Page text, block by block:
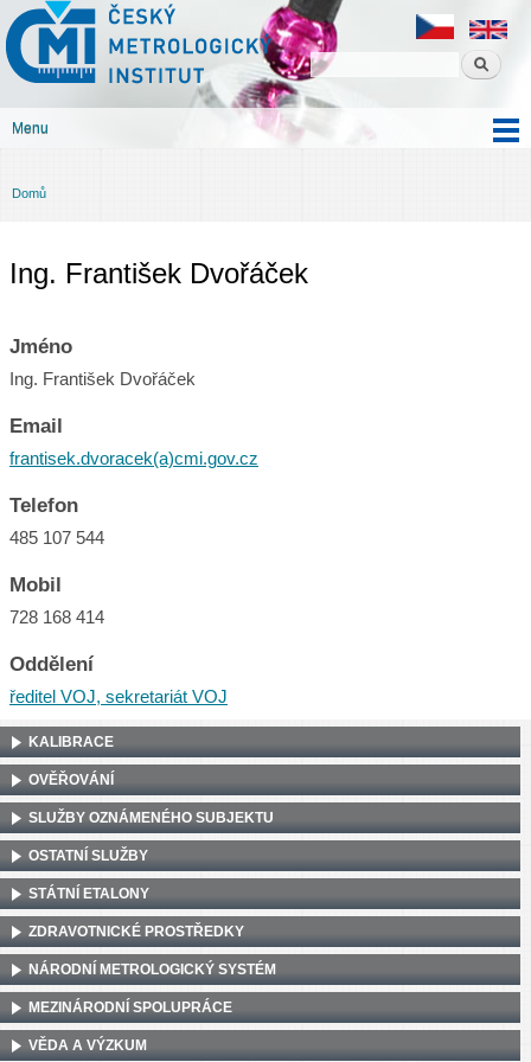
obsahu
Český
metrologický
institut
Menu
Jste zde
Domů
Ing. František Dvořáček
Jméno
Ing. František Dvořáček
Email
frantisek.dvoracek(a)cmi.gov.cz
Telefon
485 107 544
Mobil
728 168 414
Oddělení
ředitel VOJ, sekretariát VOJ
KALIBRACE
OVĚŘOVÁNÍ
SLUŽBY OZNÁMENÉHO SUBJEKTU
OSTATNÍ SLUŽBY
STÁTNÍ ETALONY
ZDRAVOTNICKÉ PROSTŘEDKY
NÁRODNÍ METROLOGICKÝ SYSTÉM
MEZINÁRODNÍ SPOLUPRÁCE
VĚDA A VÝZKUM